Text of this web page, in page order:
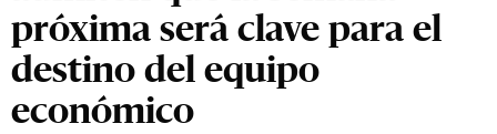
próxima será clave para el
destino del equipo
económico